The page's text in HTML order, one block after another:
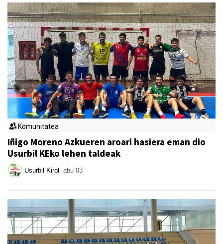
Komunitatea
Iñigo Moreno Azkueren aroari hasiera eman dio
Usurbil KEko lehen taldeak
Usurbil Kirol abu 03